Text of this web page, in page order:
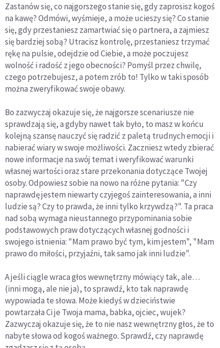
Zastanów się, co najgorszego stanie się, gdy zaprosisz kogoś
na kawę? Odmówi, wyśmieje, a może ucieszy się? Co stanie
się, gdy przestaniesz zamartwiać się o partnera, a zajmiesz
się bardziej sobą? Utracisz kontrolę, przestaniesz trzymać
rękę na pulsie, odejdzie od Ciebie, a może poczujesz
wolność i radość z jego obecności? Pomyśl przez chwilę,
czego potrzebujesz, a potem zrób to! Tylko w taki sposób
można zweryfikować swoje obawy.
Bo zazwyczaj okazuje się, że najgorsze scenariusze nie
sprawdzają się, a gdyby nawet tak było, to masz w końcu
kolejną szansę nauczyć się radzić z paletą trudnych emocji i
nabierać wiary w swoje możliwości. Zaczniesz wtedy zbierać
nowe informacje na swój temat i weryfikować warunki
własnej wartości oraz stare przekonania dotyczące Twojej
osoby. Odpowiesz sobie na nowo na różne pytania: "Czy
naprawdę jestem niewarty czyjegoś zainteresowania, a inni
ludzie są? Czy to prawda, że inni tylko krzywdzą?". Ta praca
nad sobą wymaga nieustannego przypominania sobie
podstawowych praw dotyczących własnej godności i
swojego istnienia: "Mam prawo być tym, kim jestem", "Mam
prawo do miłości, przyjaźni, tak samo jak inni ludzie".
A jeśli ciągle wraca głos wewnętrzny mówiący tak, ale…
(inni mogą, ale nie ja), to sprawdź, kto tak naprawdę
wypowiada te słowa. Może kiedyś w dzieciństwie
powtarzała Ci je Twoja mama, babka, ojciec, wujek?
Zazwyczaj okazuje się, że to nie nasz wewnętrzny głos, że to
nabyte słowa od kogoś ważnego. Sprawdź, czy naprawdę